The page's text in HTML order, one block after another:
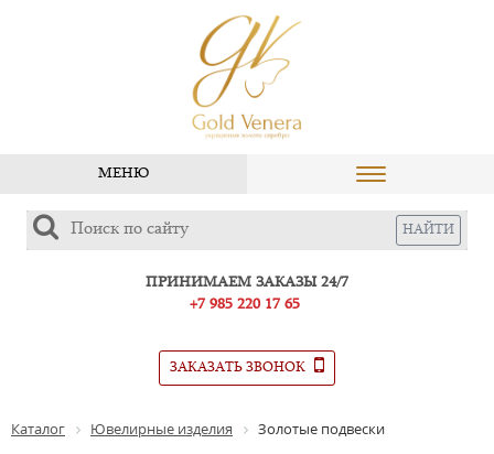
МЕНЮ
ПРИНИМАЕМ ЗАКАЗЫ 24/7
+7 985 220 17 65
ЗАКАЗАТЬ ЗВОНОК
Каталог Ювелирные изделия Золотые подвески